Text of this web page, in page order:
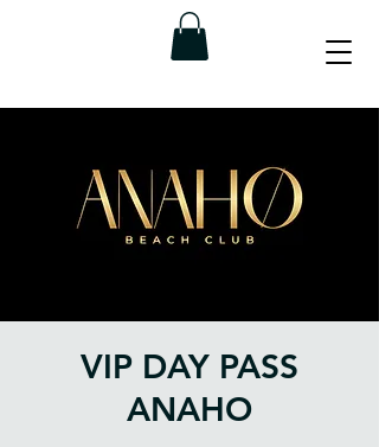
VIP DAY PASS
ANAHO